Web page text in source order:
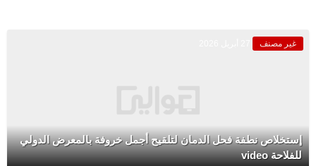
غير مصنف
إستخلاص نطفة فحل الدمان لتلقيح أجمل خروفة بالمعرض الدولي
للفلاحة video